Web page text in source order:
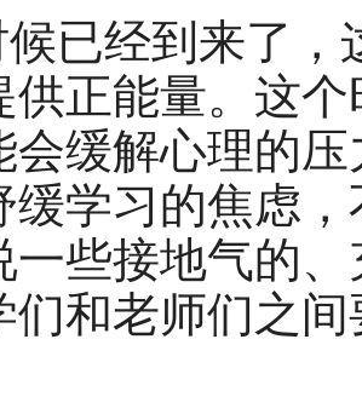
候已经到来了
供正能量。这
会缓解心理的
缓学习的焦虑
一些接地气的
们和老师们之